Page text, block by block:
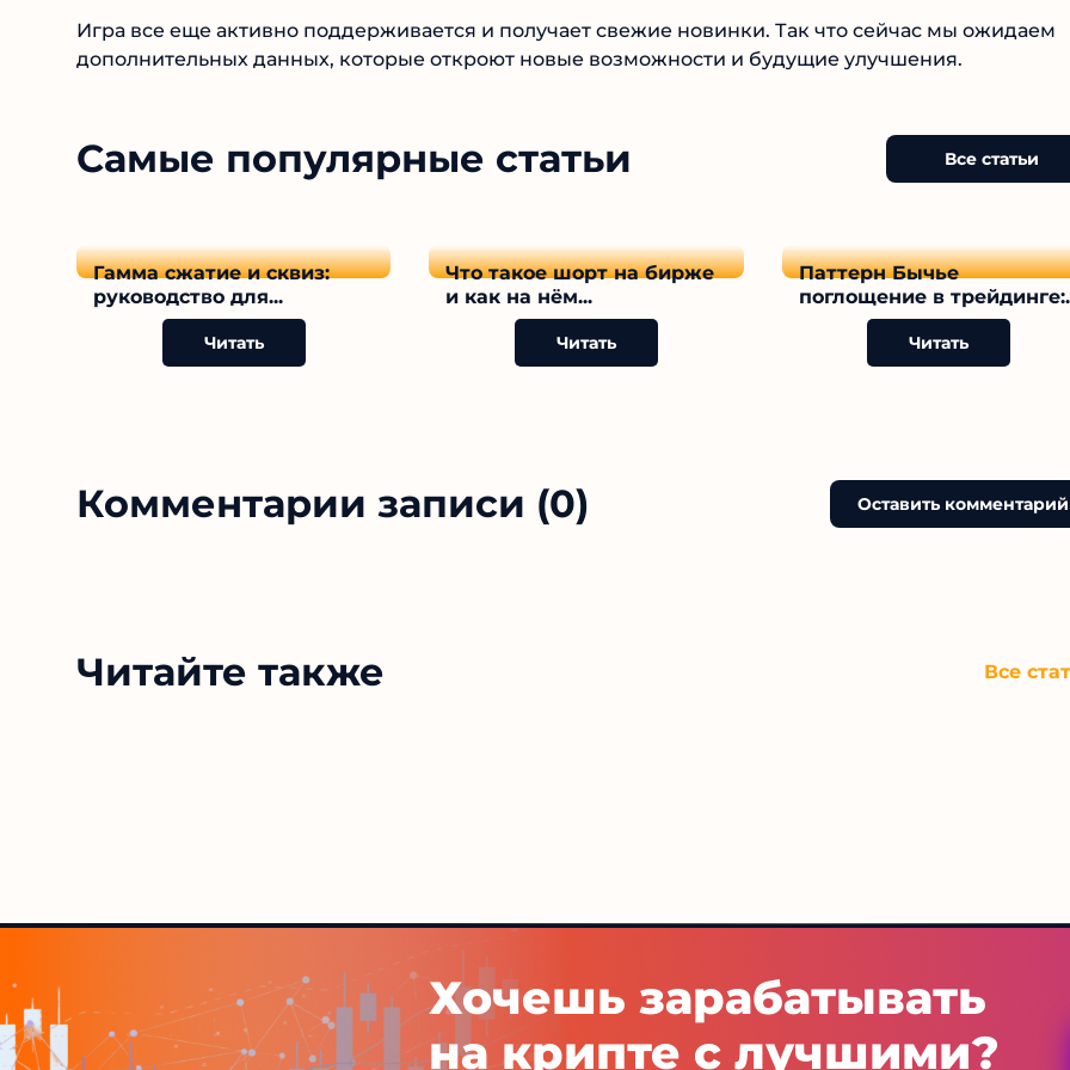
Игра все еще активно поддерживается и получает свежие новинки. Так что сейчас мы ожидаем
дополнительных данных, которые откроют новые возможности и будущие улучшения.
Самые популярные статьи Все статьи
Гамма сжатие и сквиз:
руководство для...
Читать
Что такое шорт на бирже
и как на нём...
Читать
Паттерн Бычье
поглощение в
Читать
Комментарии записи (0) Оставить комментарий
Читайте также Все
Рейтинг капперов
Хочешь зарабатывать
на крипте с лучшими?